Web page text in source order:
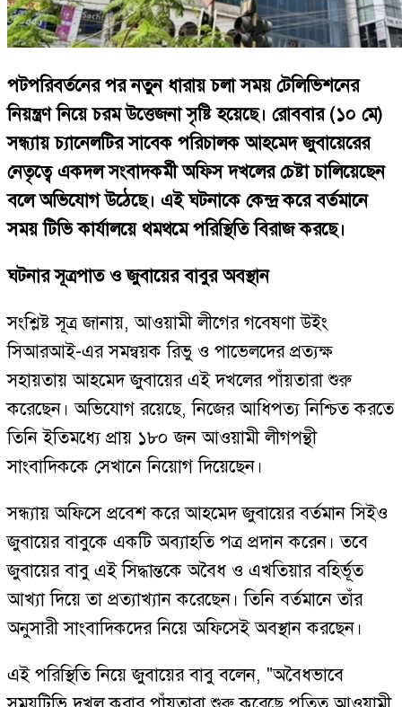
পটপরিবর্তনের পর নতুন ধারায় চলা সময় টেলিভিশনের
নিয়ন্ত্রণ নিয়ে চরম উত্তেজনা সৃষ্টি হয়েছে। রোববার (১০ মে)
সন্ধ্যায় চ্যানেলটির সাবেক পরিচালক আহমেদ জুবায়েরের
নেতৃত্বে একদল সংবাদকর্মী অফিস দখলের চেষ্টা চালিয়েছেন
বলে অভিযোগ উঠেছে। এই ঘটনাকে কেন্দ্র করে বর্তমানে
সময় টিভি কার্যালয়ে থমথমে পরিস্থিতি বিরাজ করছে।
ঘটনার সূত্রপাত ও জুবায়ের বাবুর অবস্থান
সংশ্লিষ্ট সূত্র জানায়, আওয়ামী লীগের গবেষণা উইং
সিআরআই-এর সমন্বয়ক রিভু ও পাভেলদের প্রত্যক্ষ
সহায়তায় আহমেদ জুবায়ের এই দখলের পাঁয়তারা শুরু
করেছেন। অভিযোগ রয়েছে, নিজের আধিপত্য নিশ্চিত করতে
তিনি ইতিমধ্যে প্রায় ১৮০ জন আওয়ামী লীগপন্থী
সাংবাদিককে সেখানে নিয়োগ দিয়েছেন।
সন্ধ্যায় অফিসে প্রবেশ করে আহমেদ জুবায়ের বর্তমান সিইও
জুবায়ের বাবুকে একটি অব্যাহতি পত্র প্রদান করেন। তবে
জুবায়ের বাবু এই সিদ্ধান্তকে অবৈধ ও এখতিয়ার বহির্ভূত
আখ্যা দিয়ে তা প্রত্যাখ্যান করেছেন। তিনি বর্তমানে তাঁর
অনুসারী সাংবাদিকদের নিয়ে অফিসেই অবস্থান করছেন।
এই পরিস্থিতি নিয়ে জুবায়ের বাবু বলেন, "অবৈধভাবে